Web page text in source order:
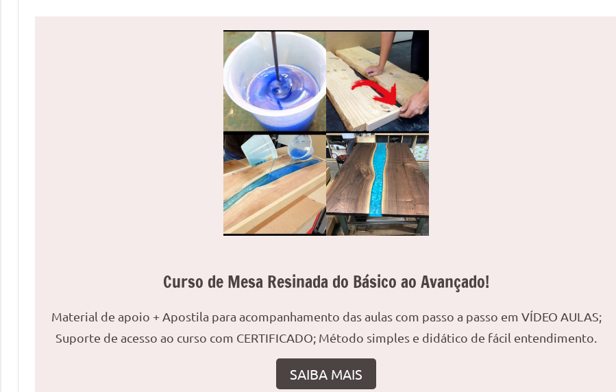
mesa
de
jantar
para
8
lugares,
aqui
você
encontrará
tudo
o
que
transformar
ambiente
Nosso
Curso de Mesa Resinada do Básico ao Avançado!
Material de apoio + Apostila para acompanhamento das aulas com passo a passo em VÍDEO AULAS;
Suporte de acesso ao curso com CERTIFICADO; Método simples e didático de fácil entendimento.
SAIBA MAIS